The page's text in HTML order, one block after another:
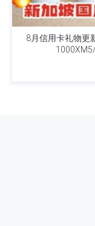
8月信用卡礼物更